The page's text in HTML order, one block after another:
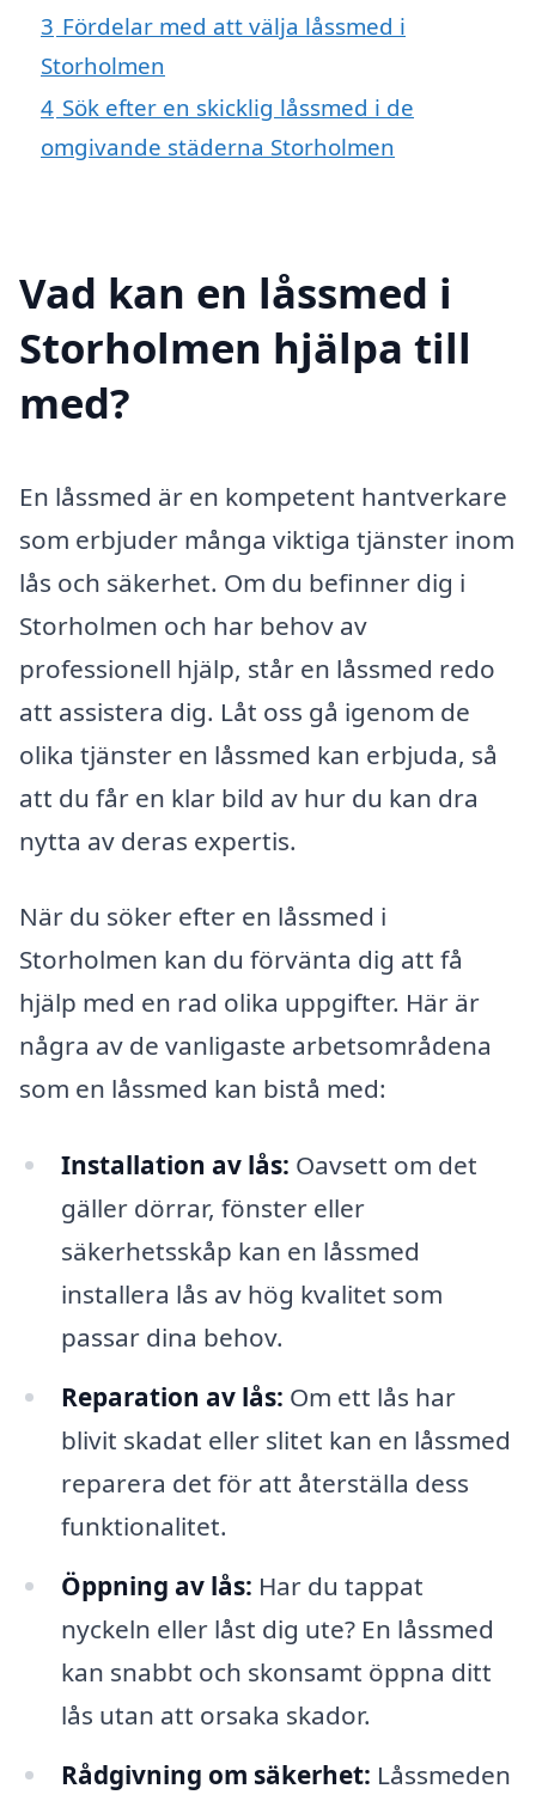
3 Fördelar med att välja låssmed i
Storholmen
4 Sök efter en skicklig låssmed i de
omgivande städerna Storholmen
Vad kan en låssmed i
Storholmen hjälpa till
med?
En låssmed är en kompetent hantverkare
som erbjuder många viktiga tjänster inom
lås och säkerhet. Om du befinner dig i
Storholmen och har behov av
professionell hjälp, står en låssmed redo
att assistera dig. Låt oss gå igenom de
olika tjänster en låssmed kan erbjuda, så
att du får en klar bild av hur du kan dra
nytta av deras expertis.
När du söker efter en låssmed i
Storholmen kan du förvänta dig att få
hjälp med en rad olika uppgifter. Här är
några av de vanligaste arbetsområdena
som en låssmed kan bistå med:
Installation av lås: Oavsett om det
gäller dörrar, fönster eller
säkerhetsskåp kan en låssmed
installera lås av hög kvalitet som
passar dina behov.
Reparation av lås: Om ett lås har
blivit skadat eller slitet kan en låssmed
reparera det för att återställa dess
funktionalitet.
Öppning av lås: Har du tappat
nyckeln eller låst dig ute? En låssmed
kan snabbt och skonsamt öppna ditt
lås utan att orsaka skador.
Rådgivning om säkerhet: Låssmeden